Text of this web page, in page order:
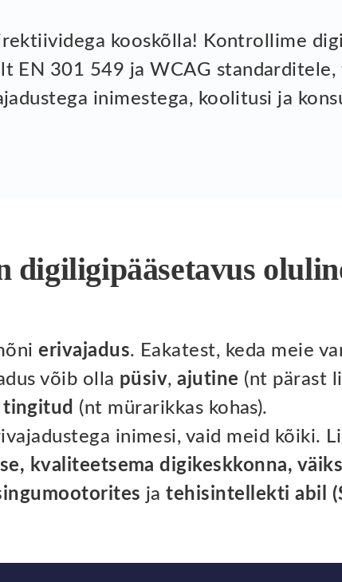
kooskõlla! Kontrollime
EN 301 549 ja WCAG standarditele,
inimestega, koolitusi ja
digiligipääsetavus
erivajadus. Eakatest, keda meie
võib olla püsiv,ajutine (nt pärast
tingitud (nt mürarikkas kohas).
inimesi, vaid meid kõiki.
kvaliteetsema digikeskkonna,
ja tehisintellekti abil